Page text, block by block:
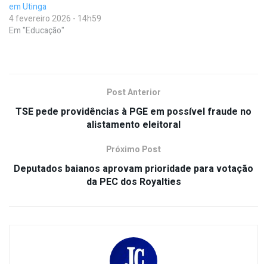
em Utinga
4 fevereiro 2026 - 14h59
Em "Educação"
Post Anterior
TSE pede providências à PGE em possível fraude no
alistamento eleitoral
Próximo Post
Deputados baianos aprovam prioridade para votação
da PEC dos Royalties